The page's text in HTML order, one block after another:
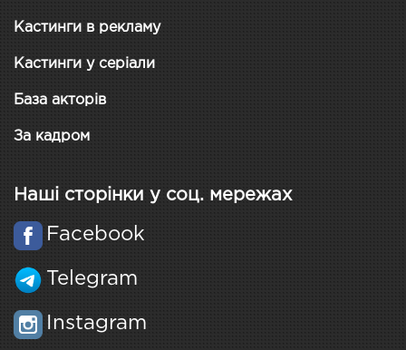
Кастинги в рекламу
Кастинги у серіали
База акторів
За кадром
Наші сторінки у соц. мережах
Facebook
Telegram
Instagram